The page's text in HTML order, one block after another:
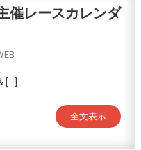
催レースカレンダ
全文表示